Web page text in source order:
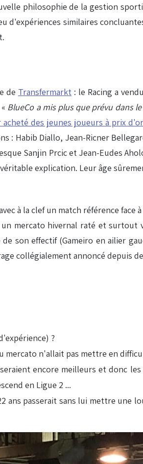
philosophie de la gestion
d'expériences similaires
de Transfermarkt: le Racing a
BlueCo a mis plus que prévu dans
acheté des jeunes joueurs à prix d'or
: Habib Diallo, Jean-Ricner
Sanjin Prcic et Jean-Eudes
explication. Leur âge
à la clef un match référence face
mercato hivernal raté et surtout
son effectif (Gameiro en ailier
collégialement annoncé depuis
?
n'allait pas mettre en
encore meilleurs et donc
en Ligue 2 ...
ans passerait sans lui mettre une